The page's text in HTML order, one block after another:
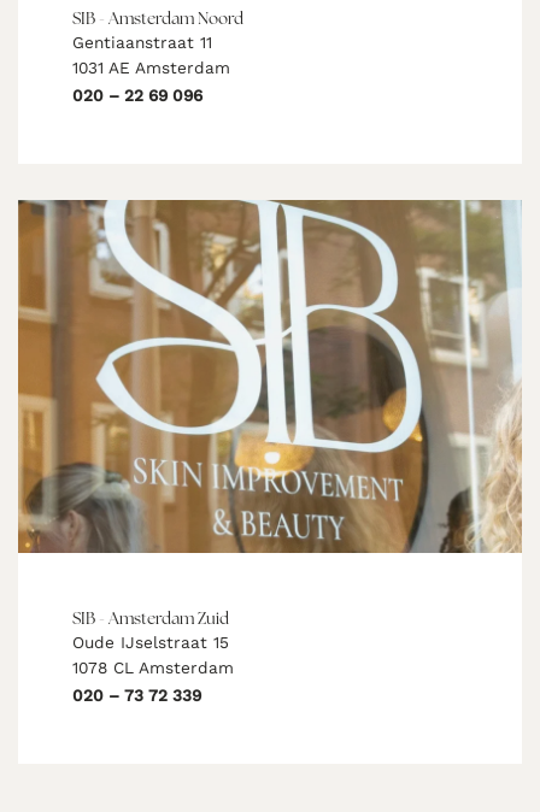
SIB - Amsterdam Noord
Gentiaanstraat 11
1031 AE Amsterdam
020 – 22 69 096
SIB - Amsterdam Zuid
Oude IJselstraat 15
1078 CL Amsterdam
020 – 73 72 339